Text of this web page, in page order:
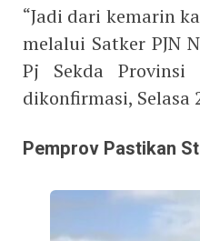
“Jadi dari kemarin
melalui Satker PJN
Pj Sekda Provinsi
dikonfirmasi, Selasa
Pemprov Pastikan